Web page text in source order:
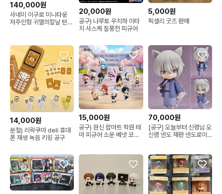
140,000원
사네미 이구로 미니타운
저주인형 귀멸의칼날 탄지
20,000원
공구) 나루토 우치하 이타
치 사스케 질풍전 피규어
5,000원
픽셀리 굿즈 판매
14,000원
분철) 리락쿠마 deli 휴대
폰 재생 녹음 키링 공구
15,000원
공구) 원신 팝마트 학원 테
마 피규어 소분 베넷 코코
70,000원
[공구] 오늘부터 신령님 오
신령 넨도 재판 넨도로이